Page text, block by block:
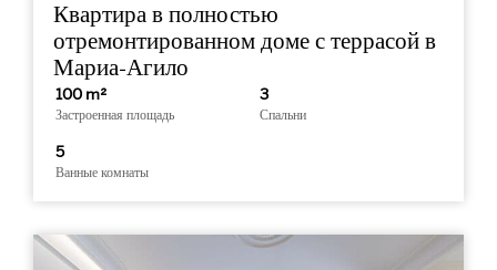
Квартира в полностью
отремонтированном доме с террасой в
Мариа-Агило
100 m²
Застроенная площадь
3
Спальни
5
Ванные комнаты